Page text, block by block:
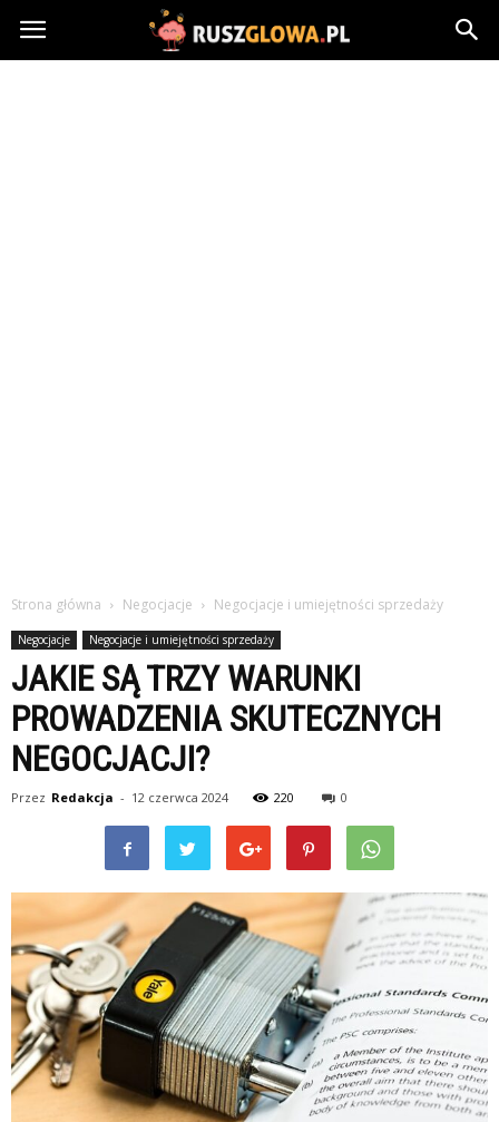
Ruszglowa.pl
Strona główna Negocjacje Negocjacje i umiejętności sprzedaży
Negocjacje Negocjacje i umiejętności sprzedaży
JAKIE SĄ TRZY WARUNKI
PROWADZENIA SKUTECZNYCH
NEGOCJACJI?
Przez Redakcja - 12 czerwca 2024 220 0